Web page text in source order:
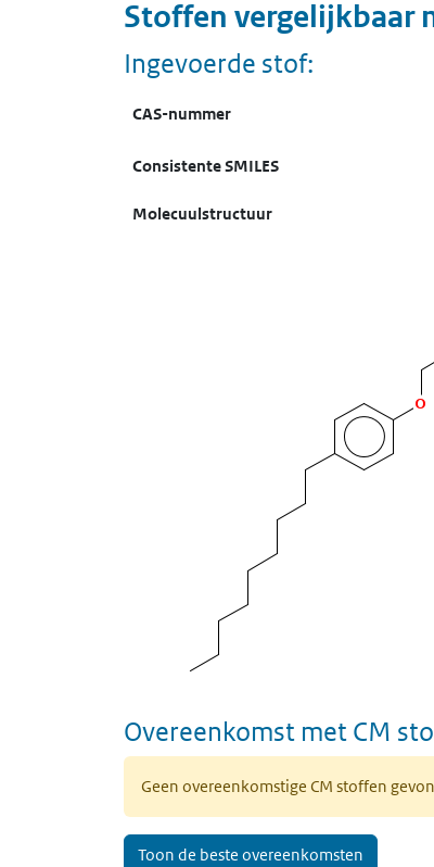
Stoffen vergelijkbaar
Ingevoerde stof:
CAS-nummer
Consistente SMILES
Molecuulstructuur
Overeenkomst met CM
Geen overeenkomstige CM stoffen
Toon de beste overeenkomsten